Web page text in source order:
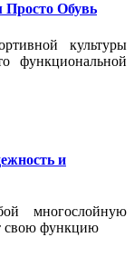
Обувь
культуры
функциональной
и
многослойную
свою функцию